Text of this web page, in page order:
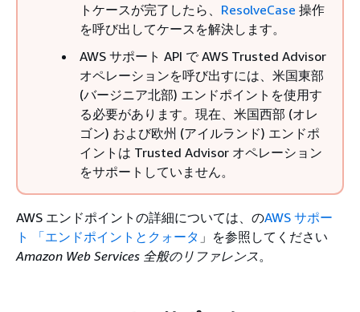
トケースが完了したら、 ResolveCase 操作
を呼び出してケースを解決します。
AWS サポート API で AWS Trusted Advisor
オペレーションを呼び出すには、米国東部
(バージニア北部) エンドポイントを使用す
る必要があります。現在、米国西部 (オレ
ゴン) および欧州 (アイルランド) エンドポ
イントは Trusted Advisor オペレーション
をサポートしていません。
AWS エンドポイントの詳細については、のAWS サポー
ト 「エンドポイントとクォータ 」を参照してください
Amazon Web Services 全般のリファレンス。